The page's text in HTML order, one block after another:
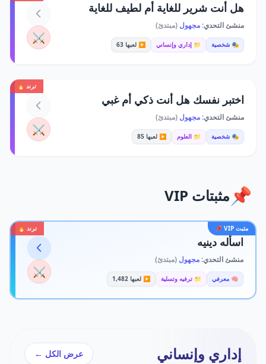
هل أنت شرير للغاية أم لطيف للغاية
منشئ التحدي:مجهول (مبتدئ)
🎭 شخصية 📁 إداري وإنساني ▶️ لعبها 63 ⚔️
ترند 🔥
اختبر نفسك هل أنت ذكي أم غبي
منشئ التحدي:مجهول (مبتدئ)
🎭 شخصية 📁 العلوم ▶️ لعبها 85 ⚔️
📌 مثبتات VIP
مثبت VIP 📌 ترند 🔥
اسأله دينيه
منشئ التحدي:مجهول (مبتدئ)
🧠 معرفي 📁 ترفيه وتسلية ▶️ لعبها 1,482 ⚔️
إداري وإنساني عرض الكل ←